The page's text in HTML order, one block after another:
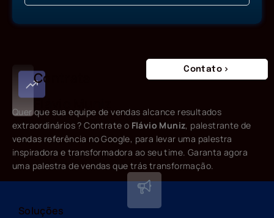
Contrate
Flávio Muniz
Contato
Quer que sua equipe de vendas alcance resultados
extraordinários ? Contrate o Flávio Muniz, palestrante de
vendas referência no Google, para levar uma palestra
inspiradora e transformadora ao seu time. Garanta agora
uma palestra de vendas que trás transformação.
Soluções